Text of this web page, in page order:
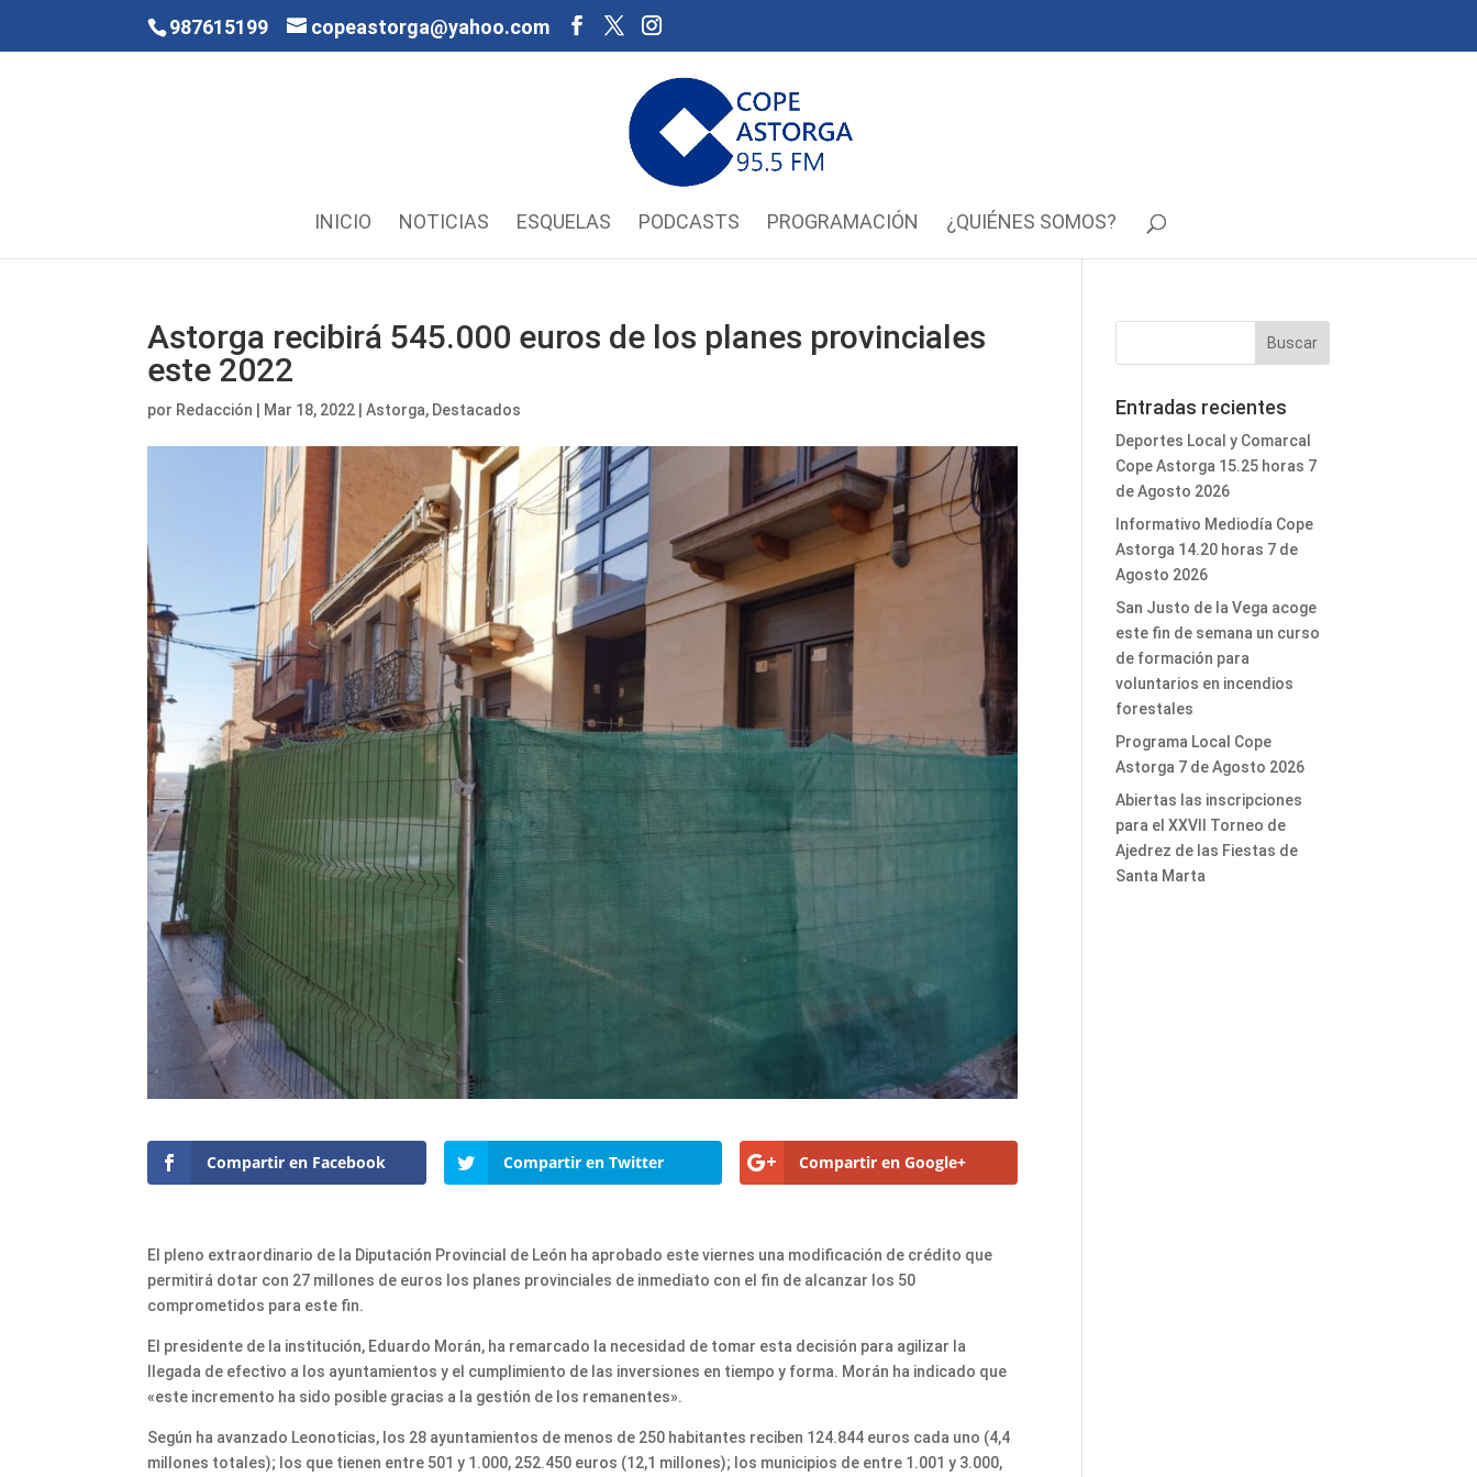
987615199 copeastorga@yahoo.com
INICIO NOTICIAS ESQUELAS PODCASTS PROGRAMACIÓN ¿QUIÉNES SOMOS?
Astorga recibirá 545.000 euros de los planes provinciales
este 2022
por Redacción Mar 18, 2022 |Astorga, Destacados
Compartir en Facebook Compartir en Twitter Compartir en Google+
El pleno extraordinario de la Diputación Provincial de León ha aprobado este viernes una modificación de crédito que
permitirá dotar con 27 millones de euros los planes provinciales de inmediato con el fin de alcanzar los 50
comprometidos para este fin.
El presidente de la institución, Eduardo Morán, ha remarcado la necesidad de tomar esta decisión para agilizar la
llegada de efectivo a los ayuntamientos y el cumplimiento de las inversiones en tiempo y forma. Morán ha indicado que
«este incremento ha sido posible gracias a la gestión de los remanentes».
Según ha avanzado Leonoticias, los 28 ayuntamientos de menos de 250 habitantes reciben 124.844 euros cada uno (4,4
millones totales); los que tienen entre 501 y 1.000, 252.450 euros (12,1 millones); los municipios de entre 1.001 y 3.000,
Entradas recientes
Deportes Local y Comarcal
Cope Astorga 15.25 horas 7
de Agosto 2026
Informativo Mediodía Cope
Astorga 14.20 horas 7 de
Agosto 2026
San Justo de la Vega acoge
este fin de semana un curso
de formación para
voluntarios en incendios
forestales
Programa Local Cope
Astorga 7 de Agosto 2026
Abiertas las inscripciones
para el XXVII Torneo de
Ajedrez de las Fiestas de
Santa Marta